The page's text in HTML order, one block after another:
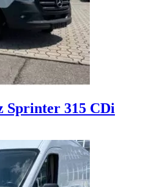
Sprinter 315 CDi